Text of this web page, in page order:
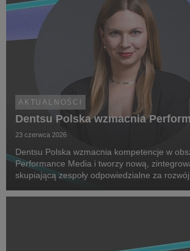
AKTUALNOŚCI
Dentsu Polska wzmacnia
23 czerwca 2026
Dentsu Polska wzmacnia kompetencje w
Performance Media i tworzy nową,
skupiającą zespoły odpowiedzialne za rozwój
Na czele nowego obszaru stanęła Marta